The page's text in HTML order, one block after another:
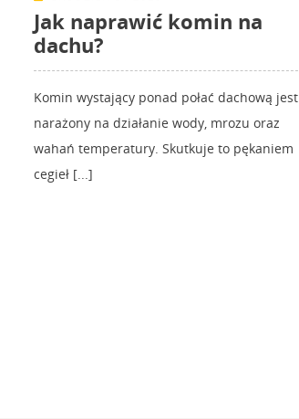
Jak naprawić komin na
dachu?
Komin wystający ponad połać dachową jest
narażony na działanie wody, mrozu oraz
wahań temperatury. Skutkuje to pękaniem
cegieł [...]